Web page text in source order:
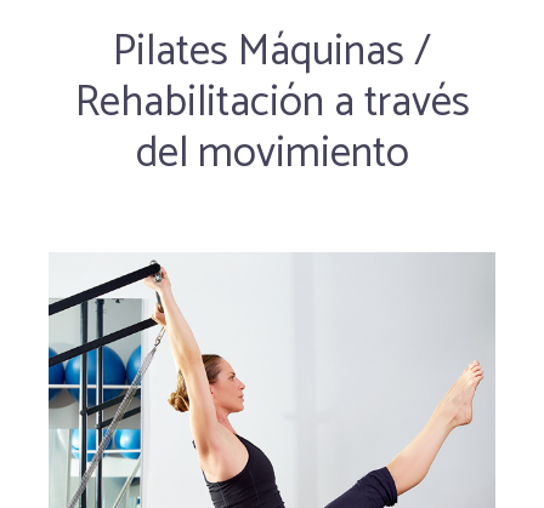
Pilates Máquinas /
Rehabilitación a través
del movimiento